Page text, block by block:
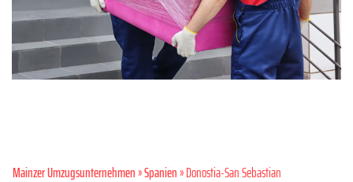
Mainzer Umzugsunternehmen»Spanien» Donostia-San Sebastian